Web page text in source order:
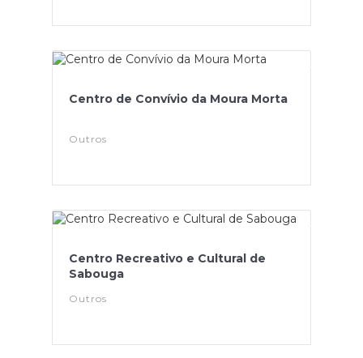
Centro de Convívio da Moura Morta
Outros
Centro Recreativo e Cultural de
Sabouga
Outros